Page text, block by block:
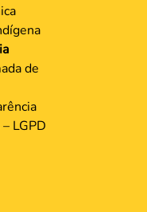
de
LGPD